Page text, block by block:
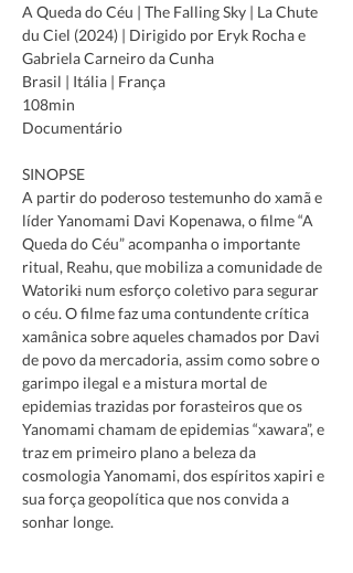
A Queda do Céu | The Falling Sky | La Chute
du Ciel (2024) | Dirigido por Eryk Rocha e
Gabriela Carneiro da Cunha
Brasil | Itália | França
108min
Documentário
SINOPSE
A partir do poderoso testemunho do xamã e
líder Yanomami Davi Kopenawa, o filme “A
Queda do Céu” acompanha o importante
ritual, Reahu, que mobiliza a comunidade de
Watorikɨ num esforço coletivo para segurar
o céu. O filme faz uma contundente crítica
xamânica sobre aqueles chamados por Davi
de povo da mercadoria, assim como sobre o
garimpo ilegal e a mistura mortal de
epidemias trazidas por forasteiros que os
Yanomami chamam de epidemias “xawara”, e
traz em primeiro plano a beleza da
cosmologia Yanomami, dos espíritos xapiri e
sua força geopolítica que nos convida a
sonhar longe.